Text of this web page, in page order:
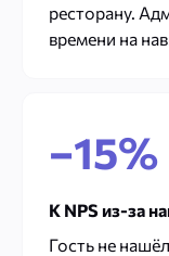
ресторану.
времени на
−15%
К NPS из-за
Гость не